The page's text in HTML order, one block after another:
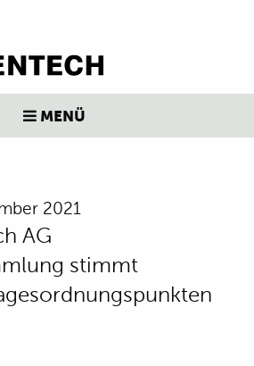
MENÜ
2021
AG
stimmt